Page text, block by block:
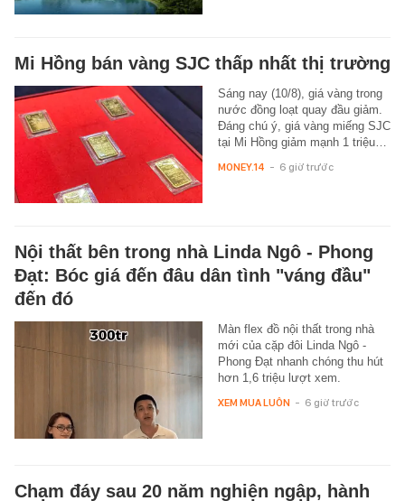
Mi Hồng bán vàng SJC thấp nhất thị trường
Sáng nay (10/8), giá vàng trong
nước đồng loạt quay đầu giảm.
Đáng chú ý, giá vàng miếng SJC
tại Mi Hồng giảm mạnh 1 triệu…
MONEY.14 - 6 giờ trước
Nội thất bên trong nhà Linda Ngô - Phong
Đạt: Bóc giá đến đâu dân tình "váng đầu"
đến đó
Màn flex đồ nội thất trong nhà
mới của cặp đôi Linda Ngô -
Phong Đạt nhanh chóng thu hút
hơn 1,6 triệu lượt xem.
XEM MUA LUÔN - 6 giờ trước
Chạm đáy sau 20 năm nghiện ngập, hành